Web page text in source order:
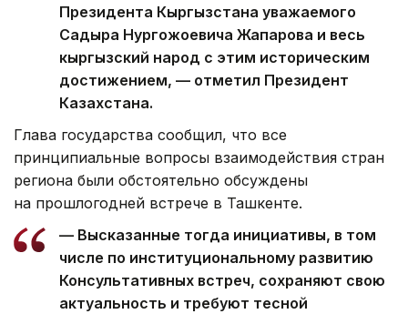
Президента Кыргызстана уважаемого
Садыра Нургожоевича Жапарова и весь
кыргызский народ с этим историческим
достижением, — отметил Президент
Казахстана.
Глава государства сообщил, что все
принципиальные вопросы взаимодействия стран
региона были обстоятельно обсуждены
на прошлогодней встрече в Ташкенте.
— Высказанные тогда инициативы, в том
числе по институциональному развитию
Консультативных встреч, сохраняют свою
актуальность и требуют тесной